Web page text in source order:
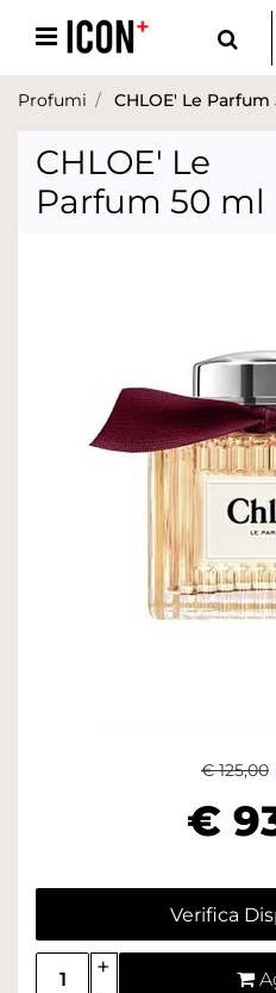
Open menu
Profumi CHLOE' Le Parfum
CHLOE' Le
Parfum 50 ml
€ 125,00
€
Verifica
Quantità